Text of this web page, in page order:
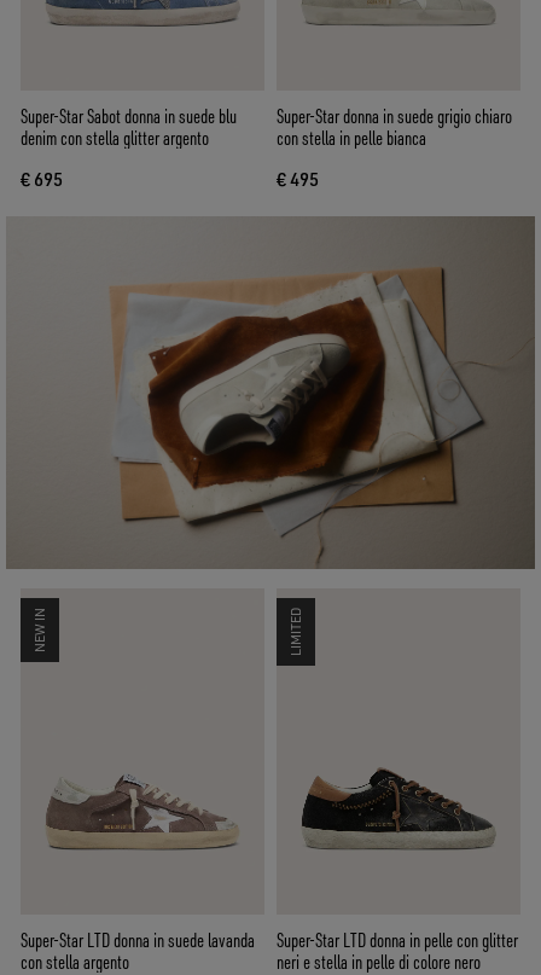
Super-Star Sabot donna in suede blu
denim con stella glitter argento
€ 695
Super-Star donna in suede grigio chiaro
con stella in pelle bianca
€ 495
NEW IN
Super-Star LTD donna in suede lavanda
con stella argento
LIMITED
Super-Star LTD donna in pelle con glitter
neri e stella in pelle di colore nero